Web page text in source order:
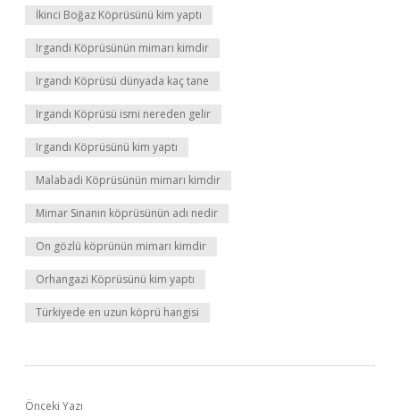
İkinci Boğaz Köprüsünü kim yaptı
Irgandi Köprüsünün mimarı kimdir
Irgandı Köprüsü dünyada kaç tane
Irgandı Köprüsü ismi nereden gelir
Irgandı Köprüsünü kim yaptı
Malabadi Köprüsünün mimarı kimdir
Mimar Sinanın köprüsünün adı nedir
On gözlü köprünün mimarı kimdir
Orhangazi Köprüsünü kim yaptı
Türkiyede en uzun köprü hangisi
Önceki Yazı